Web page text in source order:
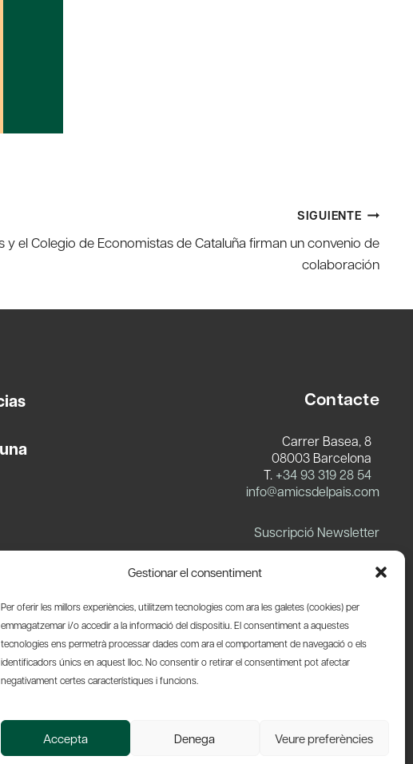
Gestionar el consentiment
Per oferir les millors experiències, utilitzem tecnologies com ara les galetes (cookies) per
emmagatzemar i/o accedir a la informació del dispositiu. El consentiment a aquestes
tecnologies ens permetrà processar dades com ara el comportament de navegació o els
identificadors únics en aquest lloc. No consentir o retirar el consentiment pot afectar
negativament certes característiques i funcions.
Accepta Denega Veure preferències
SIGUIENTE
y el Colegio de Economistas de Cataluña firman un convenio de
colaboración
Contacte
Carrer Basea, 8
08003 Barcelona
T. +34 93 319 28 54
info@amicsdelpais.com
Suscripció Newsletter
YouTube